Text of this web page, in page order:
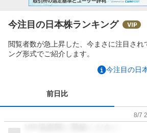
今注目の日本株ランキング
閲覧者数が急上昇した、今まさに注目され
ング形式でご紹介します。
今注目の日
前日比
8/7